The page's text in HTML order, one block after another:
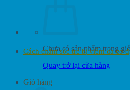
Chưa có sản phẩm trong
Quay trở lại cửa hàng
Giỏ hàng
Cách chăm sóc trẻ bị viêm da cơ